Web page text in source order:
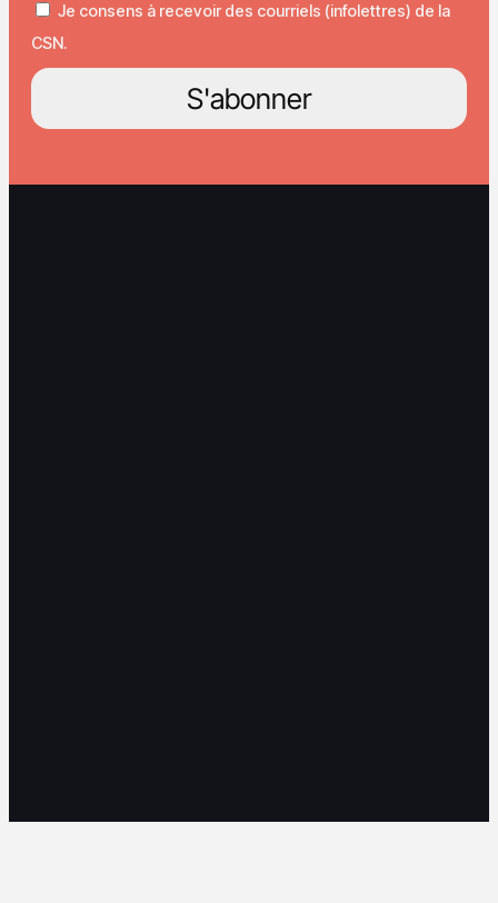
Je consens à recevoir des courriels (infolettres) de la
CSN.
S'abonner